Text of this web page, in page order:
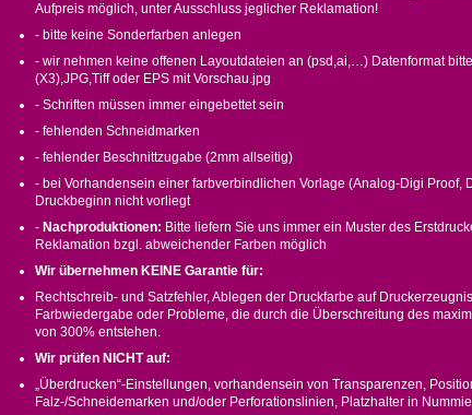
Aufpreis möglich, unter Ausschluss jeglicher Reklamation!
- bitte keine Sonderfarben anlegen
- wir nehmen keine offenen Layoutdateien an (psd,ai,…) Datenformat
(X3),JPG,Tiff oder EPS mit Vorschau.jpg
- Schriften müssen immer eingebettet sein
- fehlenden Schneidmarken
- fehlender Beschnittzugabe (2mm allseitig)
- bei Vorhandensein einer farbverbindlichen Vorlage (Analog-Digi Proof,
Druckbeginn nicht vorliegt
- Nachproduktionen: Bitte liefern Sie uns immer ein Muster des
Reklamation bzgl. abweichender Farben möglich
Wir übernehmen KEINE Garantie für:
Rechtschreib- und Satzfehler, Ablegen der Druckfarbe auf
Farbwiedergabe oder Probleme, die durch die Überschreitung des
von 300% entstehen.
Wir prüfen NICHT auf:
„Überdrucken“-Einstellungen, vorhandensein von Transparenzen,
Falz-/Schneidemarken und/oder Perforationslinien, Platzhalter in